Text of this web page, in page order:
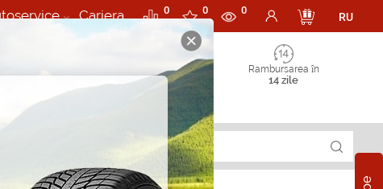
Cariera 0 0 0
RU
Rambursarea în
14 zile